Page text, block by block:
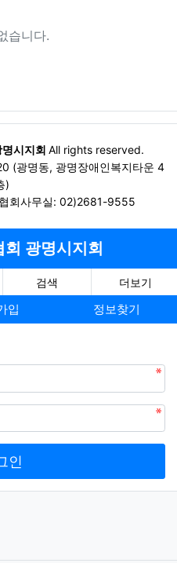
습니다.
시지회 All rights reserved.
(광명동, 광명장애인복지타운 4
)
회사무실: 02)2681-9555
광명시지회
검색 더보기
입 정보찾기
인